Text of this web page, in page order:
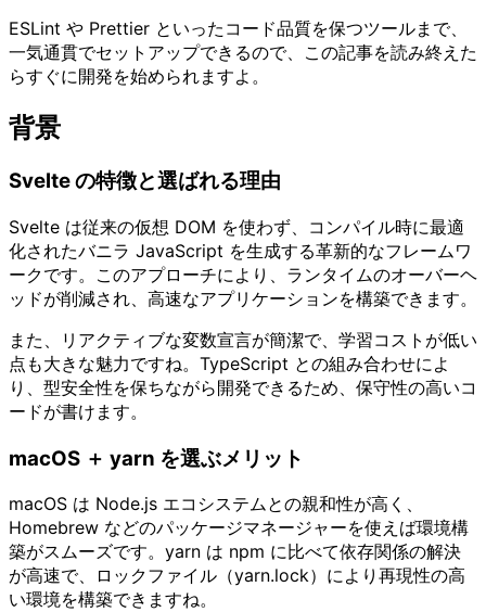
ESLint や Prettier といったコード品質を保つツールまで、
一気通貫でセットアップできるので、この記事を読み終えた
らすぐに開発を始められますよ。
背景
Svelte の特徴と選ばれる理由
Svelte は従来の仮想 DOM を使わず、コンパイル時に最適
化されたバニラ JavaScript を生成する革新的なフレームワ
ークです。このアプローチにより、ランタイムのオーバーヘ
ッドが削減され、高速なアプリケーションを構築できます。
また、リアクティブな変数宣言が簡潔で、学習コストが低い
点も大きな魅力ですね。TypeScript との組み合わせによ
り、型安全性を保ちながら開発できるため、保守性の高いコ
ードが書けます。
macOS ＋ yarn を選ぶメリット
macOS は Node.js エコシステムとの親和性が高く、
Homebrew などのパッケージマネージャーを使えば環境構
築がスムーズです。yarn は npm に比べて依存関係の解決
が高速で、ロックファイル（yarn.lock）により再現性の高
い環境を構築できますね。